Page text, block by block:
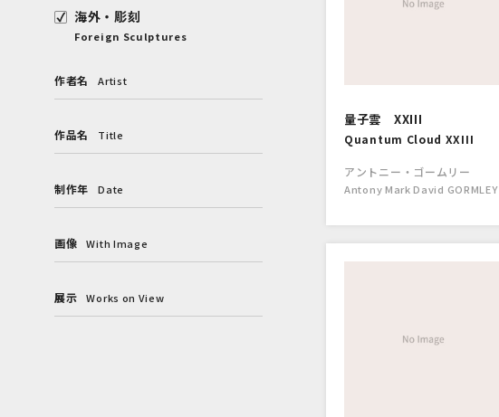
海外・彫刻
Foreign Sculptures
作者名 Artist
作品名 Title
制作年 Date
画像 With Image
展示 Works on View
量子雲 XXIII
Quantum Cloud XXIII
アントニー・ゴームリー
Antony Mark David GORMLEY